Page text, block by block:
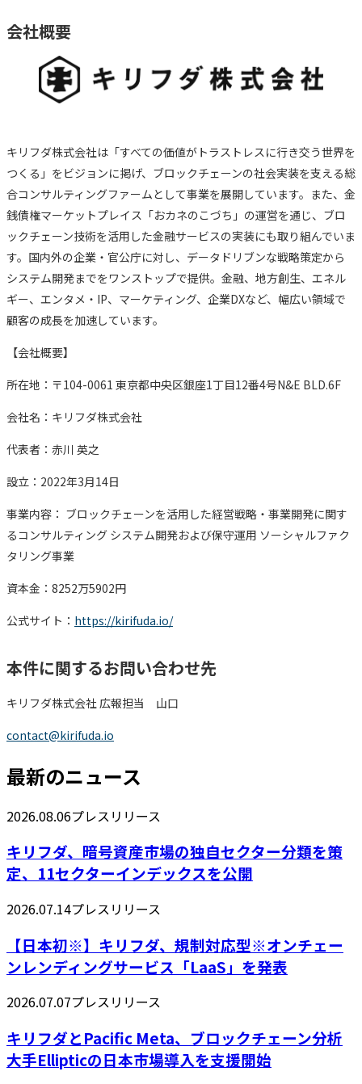
会社概要
キリフダ株式会社は「すべての価値がトラストレスに行き交う世界を
つくる」をビジョンに掲げ、ブロックチェーンの社会実装を支える総
合コンサルティングファームとして事業を展開しています。また、金
銭債権マーケットプレイス「おカネのこづち」の運営を通じ、ブロ
ックチェーン技術を活用した金融サービスの実装にも取り組んでいま
す。国内外の企業・官公庁に対し、データドリブンな戦略策定から
システム開発までをワンストップで提供。金融、地方創生、エネル
ギー、エンタメ・IP、マーケティング、企業DXなど、幅広い領域で
顧客の成長を加速しています。
【会社概要】
所在地：〒104-0061 東京都中央区銀座1丁目12番4号N&E BLD.6F
会社名：キリフダ株式会社
代表者：赤川 英之
設立：2022年3月14日
事業内容： ブロックチェーンを活用した経営戦略・事業開発に関す
るコンサルティング システム開発および保守運用 ソーシャルファク
タリング事業
資本金：8252万5902円
公式サイト： https://kirifuda.io/
本件に関するお問い合わせ先
キリフダ株式会社 広報担当 山口
contact@kirifuda.io
最新のニュース
2026.08.06プレスリリース
キリフダ、暗号資産市場の独自セクター分類を策
定、11セクターインデックスを公開
2026.07.14プレスリリース
【日本初※】キリフダ、規制対応型※オンチェー
ンレンディングサービス「LaaS」を発表
2026.07.07プレスリリース
キリフダとPacific Meta、ブロックチェーン分析
大手Ellipticの日本市場導入を支援開始